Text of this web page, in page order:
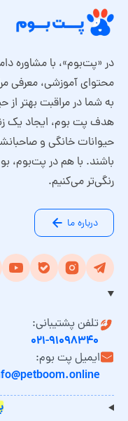
در «پت‌بوم»، با مشاوره
محتوای آموزشی، معرفی
به شما در مراقبت بهتر
هدف پت بوم، ایجاد یک
حیوانات خانگی و
باشند. با هم در پت‌بوم،
رنگی‌تر می‌کنیم.
درباره ما
تلفن پشتیبانی:
۰۲۱-۹۱۰۹۸۳۴۰
ایمیل پت بوم: